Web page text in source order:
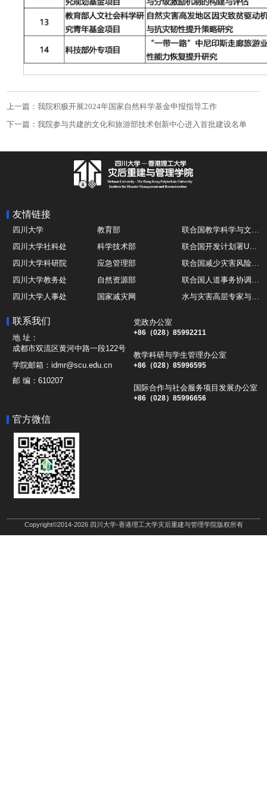
上一篇：我院积极开展2024年国家自然科学基金申报指导工作
下一篇：我院参与共建的文化和旅游部技术创新中心进入首批建设名单
友情链接
四川大学 教育部
联合国教学科学与文化组织UNESCO
四川大学社科处
科学技术部
联合国开发计划署UNDP
四川大学科研院
应急管理部
联合国减少灾害风险办公室UNDRR
四川大学教务处
自然资源部
联合国人道事务协调厅OCHA
四川大学人事处
国家减灾网
水与灾害高层专家与领导组 HELP
地震与火山研究室
联系我们
地 址：
成都市双流区黄河中路一段122号
学院邮箱：idmr@scu.edu.cn
邮 编：610207
党政办公室
+86（028）85992211
教学科研与学生管理办公室
+86（028）85996595
国际合作与社会服务项目发展办公室
+86（028）85996656
官方微信
Copyright©2014-2026 四川大学-香港理工大学灾后重建与管理学院版权所有